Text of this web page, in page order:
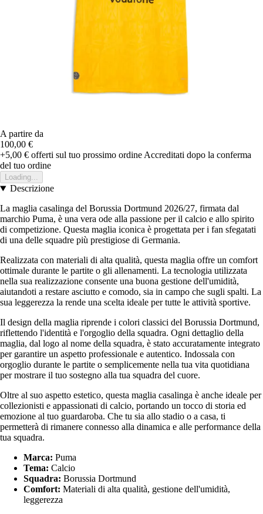
A partire da
100,00 €
+5,00 € offerti sul tuo prossimo ordine Accreditati dopo la conferma
del tuo ordine
Loading...
Descrizione
La maglia casalinga del Borussia Dortmund 2026/27, firmata dal
marchio Puma, è una vera ode alla passione per il calcio e allo spirito
di competizione. Questa maglia iconica è progettata per i fan sfegatati
di una delle squadre più prestigiose di Germania.
Realizzata con materiali di alta qualità, questa maglia offre un comfort
ottimale durante le partite o gli allenamenti. La tecnologia utilizzata
nella sua realizzazione consente una buona gestione dell'umidità,
aiutandoti a restare asciutto e comodo, sia in campo che sugli spalti. La
sua leggerezza la rende una scelta ideale per tutte le attività sportive.
Il design della maglia riprende i colori classici del Borussia Dortmund,
riflettendo l'identità e l'orgoglio della squadra. Ogni dettaglio della
maglia, dal logo al nome della squadra, è stato accuratamente integrato
per garantire un aspetto professionale e autentico. Indossala con
orgoglio durante le partite o semplicemente nella tua vita quotidiana
per mostrare il tuo sostegno alla tua squadra del cuore.
Oltre al suo aspetto estetico, questa maglia casalinga è anche ideale per
collezionisti e appassionati di calcio, portando un tocco di storia ed
emozione al tuo guardaroba. Che tu sia allo stadio o a casa, ti
permetterà di rimanere connesso alla dinamica e alle performance della
tua squadra.
Marca: Puma
Tema: Calcio
Squadra: Borussia Dortmund
Comfort: Materiali di alta qualità, gestione dell'umidità,
leggerezza